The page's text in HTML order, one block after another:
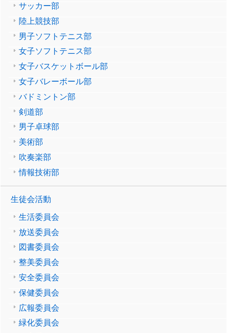
サッカー部
陸上競技部
男子ソフトテニス部
女子ソフトテニス部
女子バスケットボール部
女子バレーボール部
バドミントン部
剣道部
男子卓球部
美術部
吹奏楽部
情報技術部
生徒会活動
生活委員会
放送委員会
図書委員会
整美委員会
安全委員会
保健委員会
広報委員会
緑化委員会